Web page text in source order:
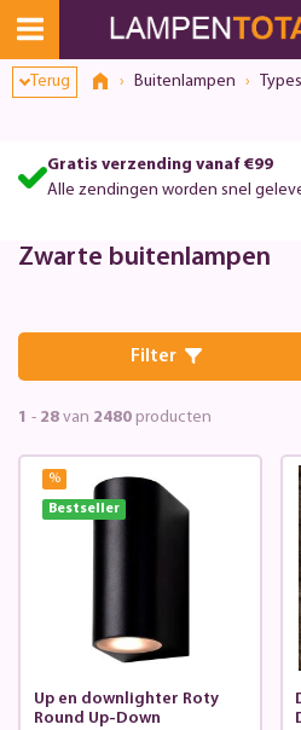
Terug Buitenlampen Types
Gratis verzending vanaf €99
Alle zendingen worden snel
Zwarte buitenlampen
Filter
1 - 28 van 2480 producten
%
Bestseller
Up en downlighter Roty
Round Up-Down
Toestemmingsvenster geopend